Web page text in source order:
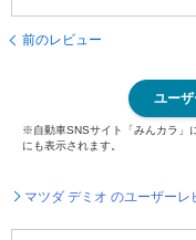
前のレビュー
ユー
※自動車SNSサイト「みんカラ」
にも表示されます。
マツダ デミオ のユーザー